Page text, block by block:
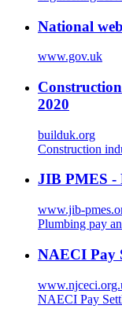
National
www.gov.uk
2020
builduk.org
Construction
JIB PMES -
www.jib-
Plumbing pay
NAECI Pay
NAECI Pay